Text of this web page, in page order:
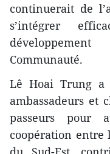
continuerait de
s’intégrer
Communauté.
Lê Hoai Trung a
ambassadeurs et
passeurs pour
coopération entre